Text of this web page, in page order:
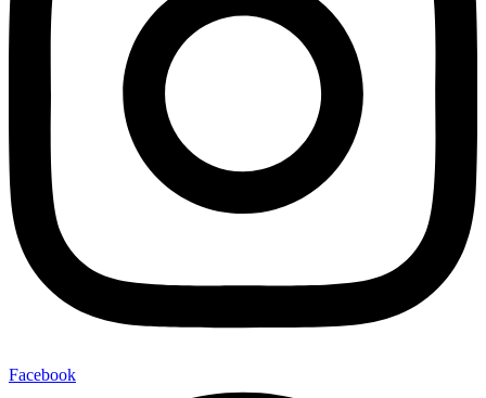
Facebook